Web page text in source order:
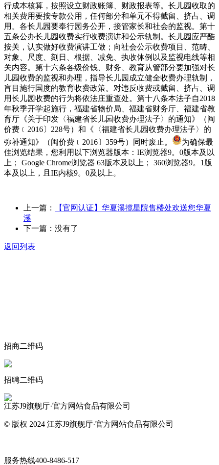
行成本核算，按照设立财政账簿、财政报表等。长儿园收取的
相关费用要按专款公用，任何部分和单元不得截留、挤占、调
用。各长儿园要奉行园务公开，接管家长和社会的监视。第十
五条公办长儿园收费实行收费演讲和公示轨制。长儿园应严酷
按关，认实做好收费演讲工做；向社会公示收费项目、范畴、
对象、尺度、刻日、根据、减免、执收体例以及监视电线等相
关内容。第十六条各级价钱、财务、教育从管部分要加强对长
儿园收费的监视和办理，指导长儿园成立健全收费办理轨制，
盲目施行国度的教育收费政策。对违反收费或截留、挤占、调
用长儿园收费的行为将依法庄重查处。第十八条本法子自2018
年秋季开学起施行，福建省物价局、福建省财务厅、福建省教
育厅《关于印发〈福建省长儿园收费办理法子〉的通知》（闽
价费﹝2016〕228号）和《〈福建省长儿园收费办理法子〉的
弥补通知》（闽价费﹝2016〕359号）同时废止。
为确保最
佳浏览结果，您利用以下浏览器版本：IE浏览器9。0版本及以
上； Google Chrome浏览器 63版本及以上； 360浏览器9。1版
本及以上，且IE内核9。0及以上。
上一篇：
【官网认证】华夏溪揽星院售楼处欢送您华夏
溪
下一篇：没有了
返回列表
招商二维码
招聘二维码
江苏J9旗舰厅·官方网站食品有限公司
© 版权 2024 江苏J9旗舰厅·官方网站食品有限公司
服务热线400-8486-517